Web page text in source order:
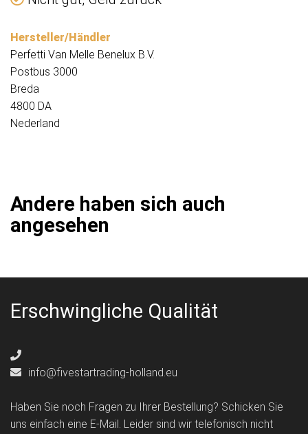
Hersteller/Händler
Perfetti Van Melle Benelux B.V.
Postbus 3000
Breda
4800 DA
Nederland
Andere haben sich auch
angesehen
Erschwingliche Qualität
info@fivestartrading-holland.eu
Haben Sie noch Fragen zu Ihrer Bestellung? Schicken Sie
uns einfach eine E-Mail. Leider sind wir telefonisch nicht